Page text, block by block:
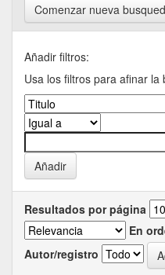
Comenzar nueva
Añadir filtros:
Usa los filtros para afinar la
Resultados por página
En
Autor/registro